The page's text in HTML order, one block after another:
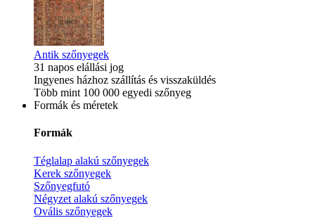
Antik szőnyegek
31 napos elállási jog
Ingyenes házhoz szállítás és visszaküldés
Több mint 100 000 egyedi szőnyeg
Formák és méretek
Formák
Téglalap alakú szőnyegek
Kerek szőnyegek
Szőnyegfutó
Négyzet alakú szőnyegek
Ovális szőnyegek